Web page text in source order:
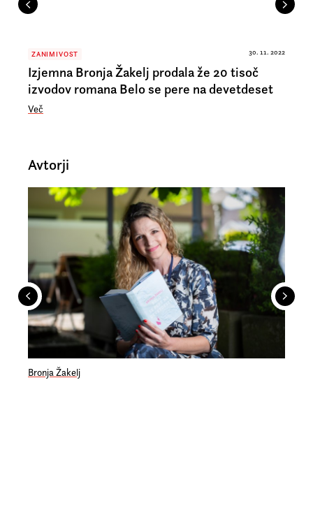
ZANIMIVOST 30. 11. 2022
Izjemna Bronja Žakelj prodala že 20 tisoč
izvodov romana Belo se pere na devetdeset
Več
Avtorji
Bronja Žakelj